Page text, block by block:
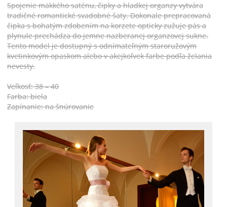
Spojenie mäkkého saténu, čipky a hladkej organzy vytvára
tradičné romantické svadobné šaty. Dokonale prepracovaná
čipka s bohatým zdobením na korzete opticky zužuje pás a
plynule prechádza do jemne nazberanej organzovej sukne.
Tento model je dostupný s odnímateľným staroružovým
kvetinkovým opaskom alebo v akejkoľvek farbe podľa želania
nevesty.
Veľkosť: 38 – 40
Farba: biela
Zapínanie: na šnúrovanie